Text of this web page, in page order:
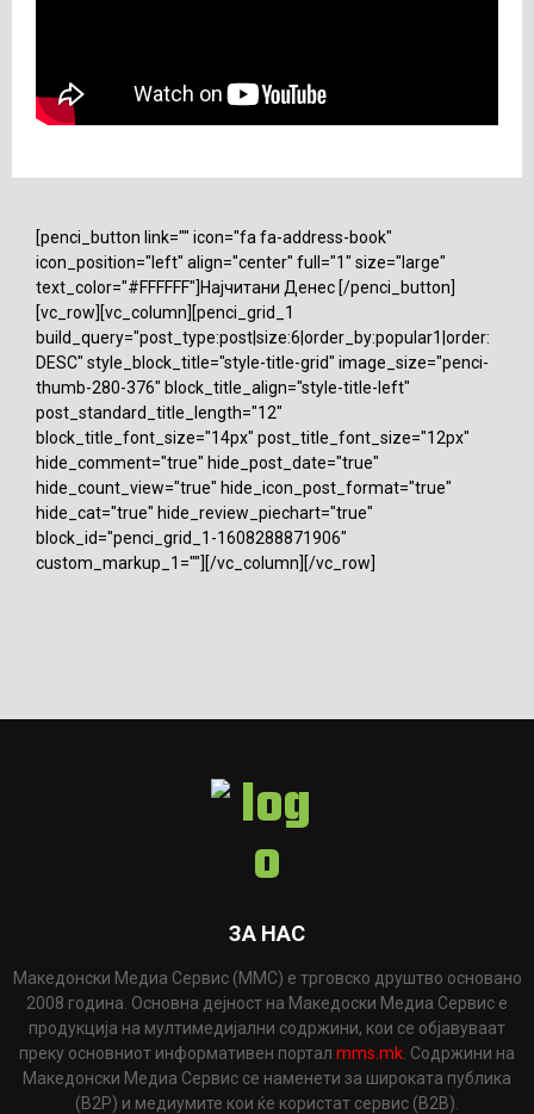
[penci_button link="" icon="fa fa-address-book"
icon_position="left" align="center" full="1" size="large"
text_color="#FFFFFF"]Најчитани Денес [/penci_button]
[vc_row][vc_column][penci_grid_1
build_query="post_type:post|size:6|order_by:popular1|order:
DESC" style_block_title="style-title-grid" image_size="penci-
thumb-280-376" block_title_align="style-title-left"
post_standard_title_length="12"
block_title_font_size="14px" post_title_font_size="12px"
hide_comment="true" hide_post_date="true"
hide_count_view="true" hide_icon_post_format="true"
hide_cat="true" hide_review_piechart="true"
block_id="penci_grid_1-1608288871906"
custom_markup_1=""][/vc_column][/vc_row]
ЗА НАС
Македонски Медиа Сервис (ММС) е трговско друштво основано
2008 година. Основна дејност на Македоски Медиа Сервис е
продукција на мултимедијални содржини, кои се објавуваат
преку основниот информативен портал mms.mk . Содржини на
Македонски Медиа Сервис се наменети за широката публика
(B2P) и медиумите кои ќе користат сервис (B2B).